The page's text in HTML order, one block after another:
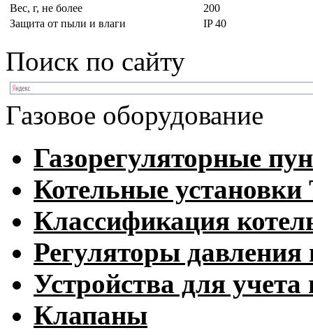
Вес, г, не более
200
Защита от пыли и влаги
IP 40
Поиск по сайту
Газовое оборудование
Газорегуляторные
Котельные
Классификация
Регуляторы давления
Устройства для учета
Клапаны